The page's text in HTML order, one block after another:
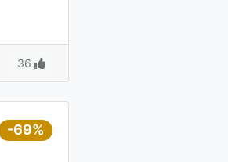
36
-69%